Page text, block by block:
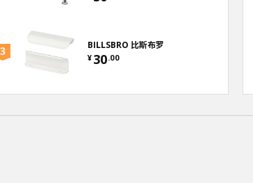
BILLSBRO 比斯布罗
¥ 30.00